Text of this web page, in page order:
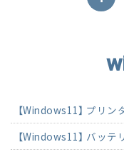
【Windows11】 プリ